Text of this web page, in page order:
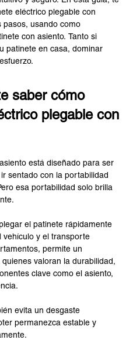
eléctrico plegable con
pasos, usando como
con asiento. Tanto si
patinete en casa, dominar
saber cómo
plegable con
está diseñado para ser
sentado con la portabilidad
esa portabilidad solo brilla
el patinete rápidamente
vehículo y el transporte
permite un
valoran la durabilidad,
clave como el asiento,
evita un desgaste
permanezca estable y